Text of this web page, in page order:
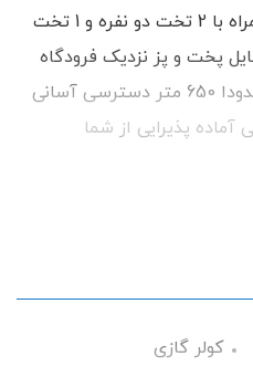
آپارتمان دارای 2 اتاق خواب همراه با 2 تخت دو نفره و 1 تخت
پخت و پز نزدیک فرودگاه
فاصله تا ابتدای جاده ساحلی حدودا 650 متر دسترسی آسانی
آماده پذیرایی از شما
کولر گازی